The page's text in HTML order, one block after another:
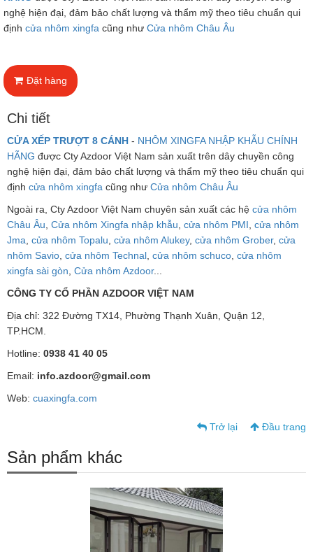
nghệ hiện đại, đảm bảo chất lượng và thẩm mỹ theo tiêu chuẩn qui
định cửa nhôm xingfa cũng như Cửa nhôm Châu Âu
Đặt hàng
Chi tiết
CỬA XẾP TRƯỢT 8 CÁNH - NHÔM XINGFA NHẬP KHẪU CHÍNH
HÃNG được Cty Azdoor Việt Nam sản xuất trên dây chuyền công
nghệ hiện đại, đảm bảo chất lượng và thẩm mỹ theo tiêu chuẩn qui
định cửa nhôm xingfa cũng như Cửa nhôm Châu Âu
Ngoài ra, Cty Azdoor Việt Nam chuyên sản xuất các hệ cửa nhôm
Châu Âu Cửa nhôm Xingfa nhập khẫu cửa nhôm PMI cửa nhôm
Jma cửa nhôm Topalu cửa nhôm Alukey, cửa nhôm Grober, cửa
nhôm Savio cửa nhôm Technal cửa nhôm schuco cửa nhôm
xingfa sài gòn Cửa nhôm Azdoor...
CÔNG TY CỔ PHẦN AZDOOR VIỆT NAM
Địa chỉ: 322 Đường TX14, Phường Thạnh Xuân, Quận 12,
TP.HCM.
Hotline: 0938 41 40 05
Email: info.azdoor@gmail.com
Web: cuaxingfa.com
Trở lại Đầu trang
Sản phẩm khác